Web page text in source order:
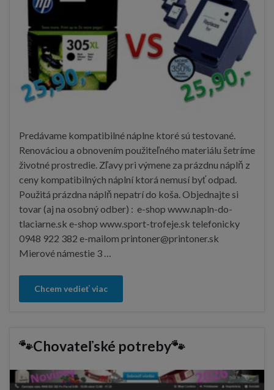
Predávame kompatibilné náplne ktoré sú testované.
Renováciou a obnovením použiteľného materiálu šetríme
životné prostredie. Zľavy pri výmene za prázdnu náplň z
ceny kompatibilných náplní ktorá nemusí byť odpad.
Použitá prázdna náplň nepatrí do koša. Objednajte si
tovar (aj na osobný odber) : e-shop www.napln-do-
tlaciarne.sk e-shop www.sport-trofeje.sk telefonicky
0948 922 382 e-mailom printoner@printoner.sk
Mierové námestie 3 …
Chcem vedieť viac
🐾Chovateľské potreby🐾